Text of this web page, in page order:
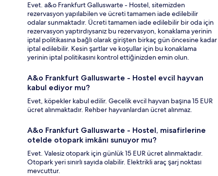
Evet. a&o Frankfurt Galluswarte - Hostel, sitemizden
rezervasyon yapılabilen ve ücreti tamamen iade edilebilir
odalar sunmaktadır. Ücreti tamamen iade edilebilir bir oda için
rezervasyon yaptırdıysanız bu rezervasyon, konaklama yerinin
iptal politikasına bağlı olarak girişten birkaç gün öncesine kadar
iptal edilebilir. Kesin şartlar ve koşullar için bu konaklama
yerinin iptal politikasını kontrol ettiğinizden emin olun.
A&o Frankfurt Galluswarte - Hostel evcil hayvan
kabul ediyor mu?
Evet, köpekler kabul edilir. Gecelik evcil hayvan başına 15 EUR
ücret alınmaktadır. Rehber hayvanlardan ücret alınmaz.
A&o Frankfurt Galluswarte - Hostel, misafirlerine
otelde otopark imkânı sunuyor mu?
Evet. Valesiz otopark için günlük 15 EUR ücret alınmaktadır.
Otopark yeri sınırlı sayıda olabilir. Elektrikli araç şarj noktası
mevcuttur.